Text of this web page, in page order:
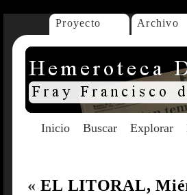
Proyecto Archivo
Inicio Buscar Explorar
« EL LITORAL,